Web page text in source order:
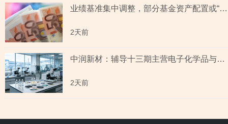
业绩基准集中调整，部分基金资产配置或“偏离”基准，最近一年末基金经理自持份额回落
2天前
中润新材：辅导十三期主营电子化学品与纳米材料 下游覆盖半导体与新能源电池赛道
2天前